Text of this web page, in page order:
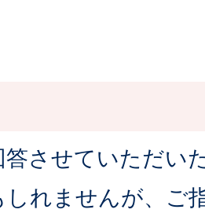
答させていただい
しれませんが、ご